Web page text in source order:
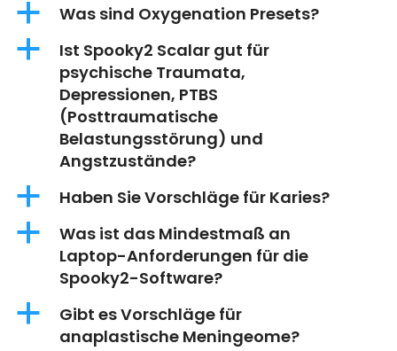
a Was sind Oxygenation Presets?
a
Ist Spooky2 Scalar gut für
psychische Traumata,
Depressionen, PTBS
(Posttraumatische
Belastungsstörung) und
Angstzustände?
a Haben Sie Vorschläge für Karies?
a
Was ist das Mindestmaß an
Laptop-Anforderungen für die
Spooky2-Software?
a
Gibt es Vorschläge für
anaplastische Meningeome?